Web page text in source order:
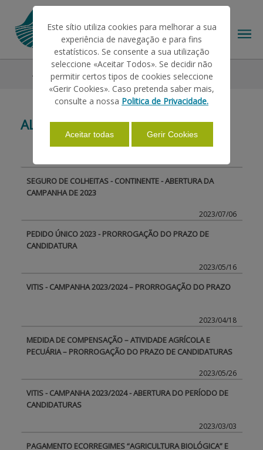
THE IFAP
HELP/SUPPORT
INFORMATIONS
PAYMENTS
BENEFICIARY SUPPORT
All News
ALL NEWS
SEGURO DE COLHEITAS - CONTINENTE - ABERTURA DA
CAMPANHA DE 2023
2023/07/06
PEDIDO ÚNICO 2023 - PRORROGAÇÃO DO PRAZO DE
CANDIDATURA
2023/05/16
VITIS - CAMPANHA 2023/2024 – PRORROGAÇÃO DO PRAZO
2023/04/18
MEDIDA DE COMPENSAÇÃO – ATIVIDADE AGRÍCOLA E
PECUÁRIA – PRORROGAÇÃO DO PRAZO DE CANDIDATURAS
2023/05/26
VITIS - CAMPANHA 2023/2024 - ABERTURA DO PERÍODO DE
CANDIDATURAS
2023/03/03
PAGAMENTO ECORREGIMES “AGRICULTURA BIOLÓGICA” E
Este sítio utiliza cookies para melhorar a sua
experiência de navegação e para fins
estatísticos. Se consente a sua utilização
seleccione «Aceitar Todos». Se decidir não
permitir certos tipos de cookies seleccione
«Gerir Cookies». Caso pretenda saber mais,
consulte a nossa Politica de Privacidade.
Aceitar todas Gerir Cookies